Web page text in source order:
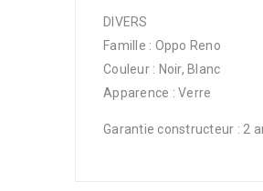
DIVERS
Famille : Oppo Reno
Couleur : Noir, Blanc
Apparence : Verre
Garantie constructeur : 2